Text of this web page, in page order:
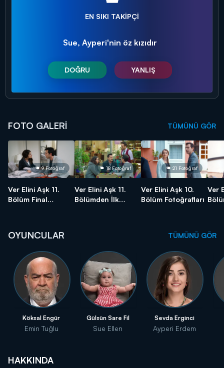
EN SIKI TAKİPÇİ
Sue, Ayperi'nin öz kızıdır
DOĞRU YANLIŞ
FOTO GALERİ TÜMÜNÜ GÖR
9 Fotoğraf
Ver Elini Aşk 11.
Bölüm Final
18 Fotoğraf
Ver Elini Aşk 11.
Bölümden İlk
21 Fotoğraf
Ver Elini Aşk 10.
Bölüm Fotoğrafları
Ver
OYUNCULAR TÜMÜNÜ GÖR
Köksal Engür
Emin Tuğlu
Gülsün Sare Fil
Sue Ellen
Sevda Erginci
Ayperi Erdem
HAKKINDA